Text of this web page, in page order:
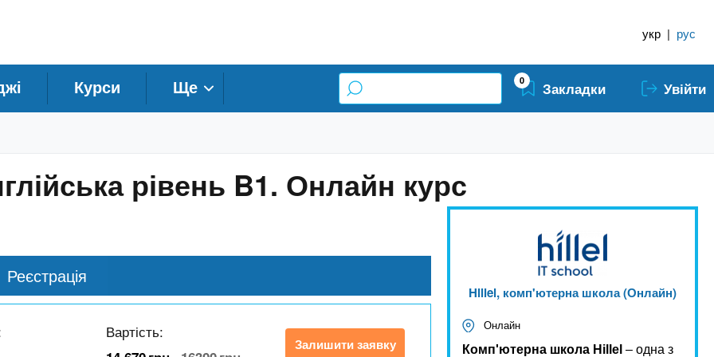
укр | рус
Курси Ще 0 Закладки Увійти
рівень B1. Онлайн курс
Реєстрація
Вартість:
Залишити заявку
Hillel, комп'ютерна школа (Онлайн)
Онлайн
Комп'ютерна школа Hillel – одна з